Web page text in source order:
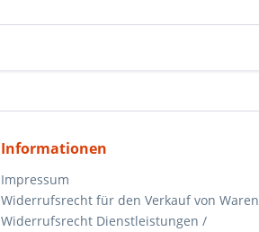
Informationen
Impressum
Widerrufsrecht für den Verkauf von Waren
Widerrufsrecht Dienstleistungen /